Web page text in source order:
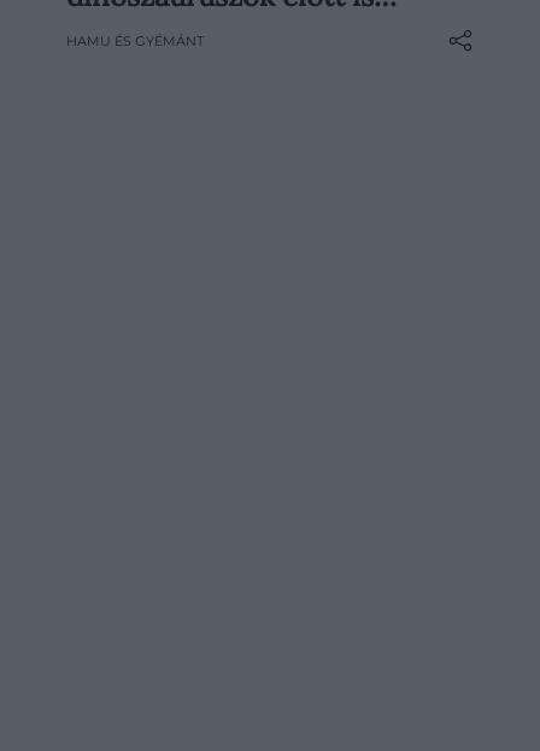
életciklusuk: egyesek idővel eltűnnek,
HAMU ÉS GYÉMÁNT